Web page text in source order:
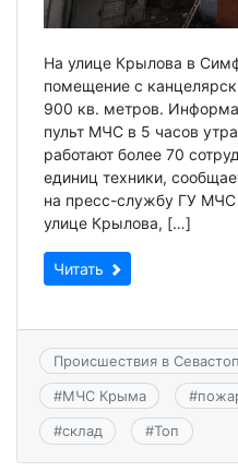
На улице Крылова в
помещение с
900 кв. метров.
пульт МЧС в 5 часов
работают более 70
единиц техники,
на пресс-службу ГУ
улице Крылова, […]
Читать
Происшествия в
#МЧС Крыма #
#склад #Топ